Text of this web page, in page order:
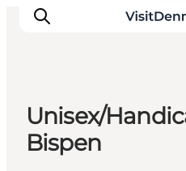
Inspiratie
Bestemmingen
Unisex/
Bispen